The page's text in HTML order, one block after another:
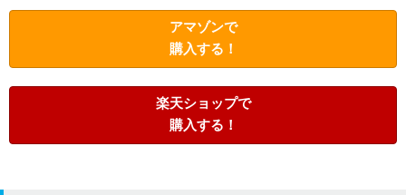
アマゾンで
購入する！
楽天ショップで
購入する！